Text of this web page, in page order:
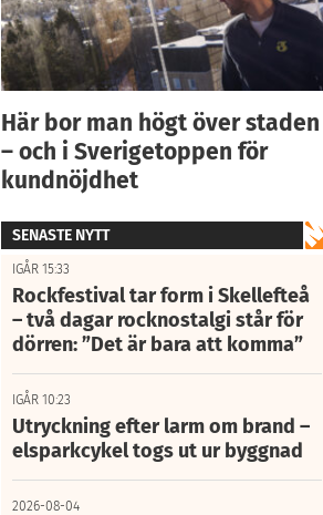
Här bor man högt över staden
– och i Sverigetoppen för
kundnöjdhet
SENASTE NYTT
IGÅR 15:33
Rockfestival tar form i Skellefteå
– två dagar rocknostalgi står för
dörren: ”Det är bara att komma”
IGÅR 10:23
Utryckning efter larm om brand –
elsparkcykel togs ut ur byggnad
2026-08-04